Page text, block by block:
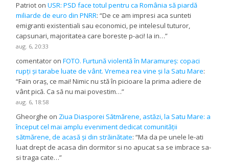
Patriot onUSR: PSD face totul pentru ca România să piardă
miliarde de euro din PNRR: “De ce am impresi aca sunteti
emigranti existentiali sau economici, pe intelesul tuturor,
capsunari, majoritatea care boreste p-aci! Ia in…”
aug. 6, 20:33
comentator onFOTO. Furtună violentă în Maramureș: copaci
rupți și tarabe luate de vânt. Vremea rea vine și la Satu Mare:
“Fain oraș, ce mai! Nimic nu stă în picioare la prima adiere de
vânt pică. Ca să nu mai povestim…”
aug. 6, 18:58
Gheorghe on Ziua Diasporei Sătmărene, astăzi, la Satu Mare: a
început cel mai amplu eveniment dedicat comunității
sătmărene, de acasă și din străinătate: “Ma da pe unele le-ati
luat drept de acasa din dormitor si no apucat sa se imbrace sa-
si traga cate…”